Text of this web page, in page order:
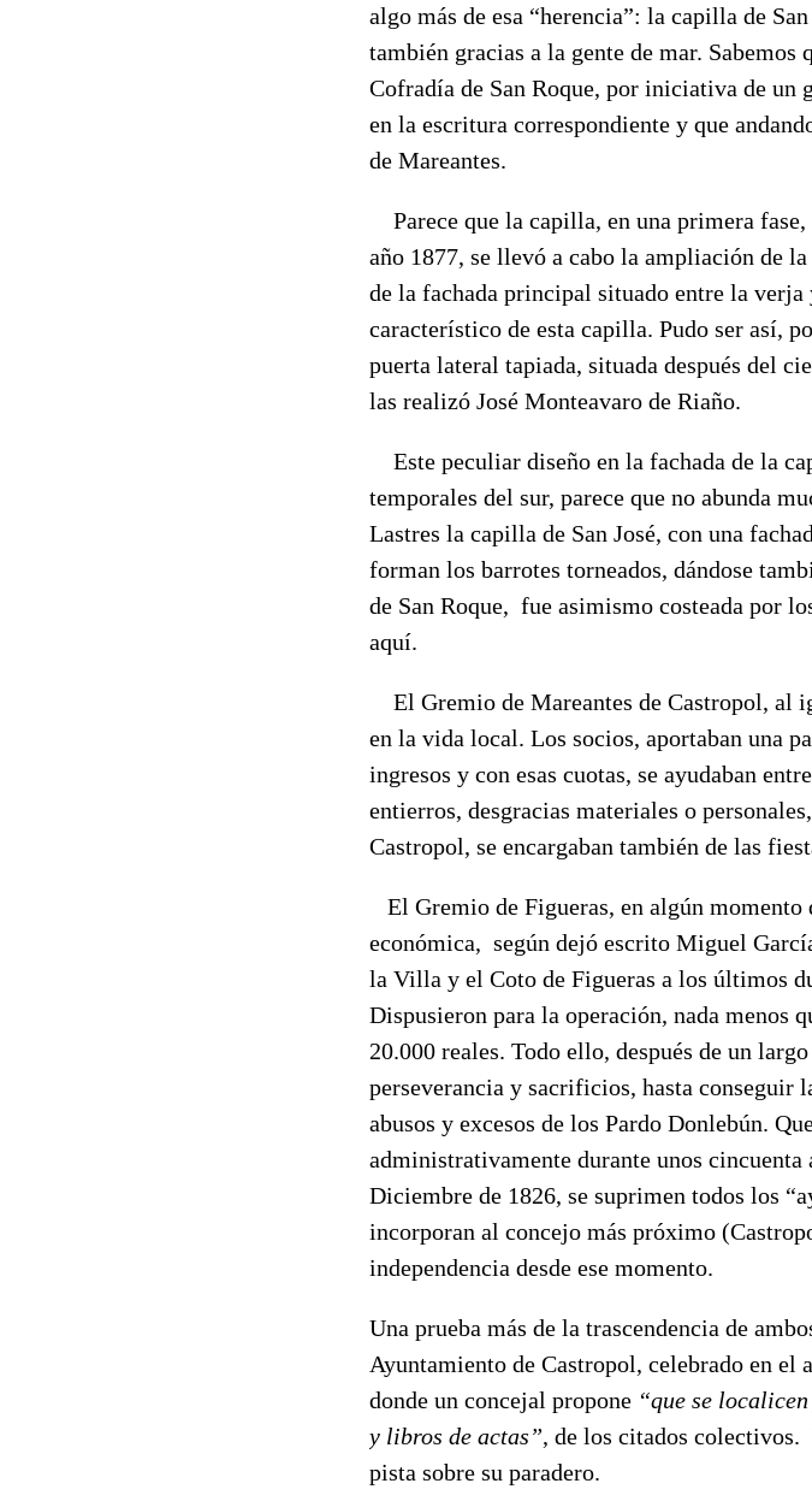
algo más de esa “herencia”: la capilla de
también gracias a la gente de mar.
Cofradía de San Roque, por iniciativa de un
en la escritura correspondiente y que
de Mareantes.
Parece que la capilla, en una primera fase,
año 1877, se llevó a cabo la ampliación de
de la fachada principal situado entre la verja
característico de esta capilla. Pudo ser así,
puerta lateral tapiada, situada después del
las realizó José Monteavaro de Riaño.
Este peculiar diseño en la fachada de la
temporales del sur, parece que no abunda
Lastres la capilla de San José, con una
forman los barrotes torneados, dándose
de San Roque, fue asimismo costeada por
aquí.
El Gremio de Mareantes de Castropol, al
en la vida local. Los socios, aportaban una
ingresos y con esas cuotas, se ayudaban
entierros, desgracias materiales o
Castropol, se encargaban también de las
El Gremio de Figueras, en algún
económica, según dejó escrito Miguel
la Villa y el Coto de Figueras a los últimos
Dispusieron para la operación, nada menos
20.000 reales. Todo ello, después de un
perseverancia y sacrificios, hasta conseguir
abusos y excesos de los Pardo Donlebún.
administrativamente durante unos cincuenta
Diciembre de 1826, se suprimen todos los
incorporan al concejo más próximo
independencia desde ese momento.
Una prueba más de la trascendencia de
Ayuntamiento de Castropol, celebrado en el
donde un concejal propone “que se
y libros de actas”, de los citados
pista sobre su paradero.